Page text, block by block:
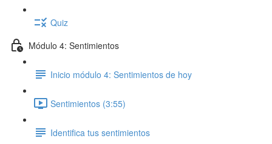
Quiz
Módulo 4: Sentimientos
Inicio módulo 4: Sentimientos de hoy
Sentimientos (3:55)
Identifica tus sentimientos